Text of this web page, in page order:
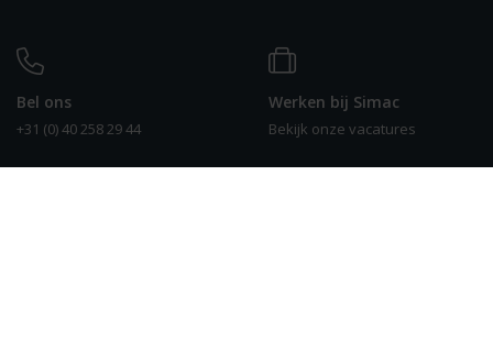
Bel ons
+31 (0) 40 258 29 44
Werken bij Simac
Bekijk onze vacatures